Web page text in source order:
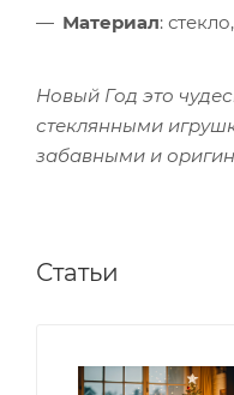
Материал:
Новый Год это
стеклянными
забавными и
Статьи